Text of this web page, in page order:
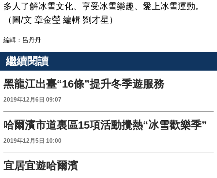
多人了解冰雪文化、享受冰雪樂趣、愛上冰雪運動。
（圖/文 章金瑩 編輯 劉才星）
編輯：呂丹丹
繼續閱讀
黑龍江出臺“16條”提升冬季遊服務
2019年12月6日 09:07
哈爾濱市道裏區15項活動攪熱“冰雪歡樂季”
2019年12月5日 10:00
宜居宜遊哈爾濱